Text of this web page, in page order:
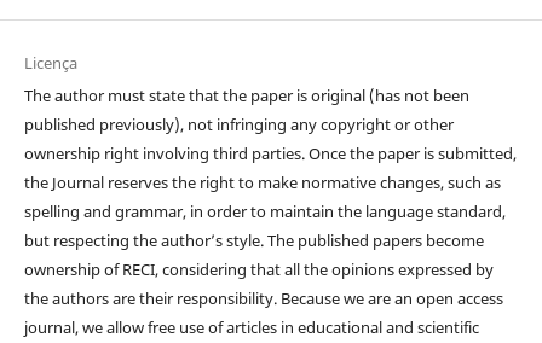
Licença
The author must state that the paper is original (has not been
published previously), not infringing any copyright or other
ownership right involving third parties. Once the paper is submitted,
the Journal reserves the right to make normative changes, such as
spelling and grammar, in order to maintain the language standard,
but respecting the author’s style. The published papers become
ownership of RECI, considering that all the opinions expressed by
the authors are their responsibility. Because we are an open access
journal, we allow free use of articles in educational and scientific